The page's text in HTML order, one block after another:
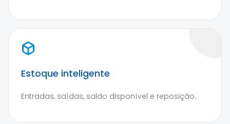
Estoque inteligente
Entradas, saídas, saldo disponível e reposição.